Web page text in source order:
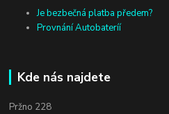
Je bezbečná platba předem?
Provnání Autobateríí
Kde nás najdete
Pržno 228